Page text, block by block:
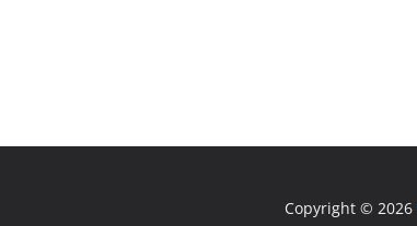
Copyright © 2026